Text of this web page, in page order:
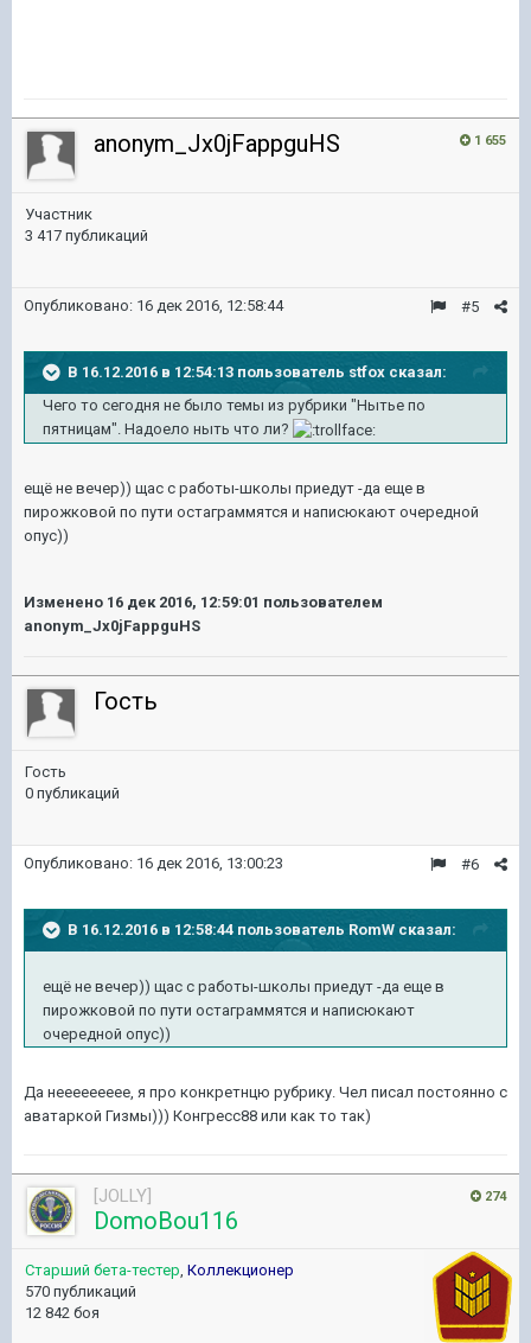
1 655
anonym_Jx0jFappguHS
Участник
3 417 публикаций
#5
Опубликовано: 16 дек 2016, 12:58:44
В 16.12.2016 в 12:54:13 пользователь stfox сказал:
Чего то сегодня не было темы из рубрики "Нытье по
пятницам". Надоело ныть что ли?
ещё не вечер)) щас с работы-школы приедут -да еще в
пирожковой по пути остаграммятся и написюкают очередной
опус))
Изменено 16 дек 2016, 12:59:01 пользователем
anonym_Jx0jFappguHS
Гость
Гость
0 публикаций
#6
Опубликовано: 16 дек 2016, 13:00:23
В 16.12.2016 в 12:58:44 пользователь RomW сказал:
ещё не вечер)) щас с работы-школы приедут -да еще в
пирожковой по пути остаграммятся и написюкают
очередной опус))
Да неееееееее, я про конкретнцю рубрику. Чел писал постоянно с
аватаркой Гизмы))) Конгресс88 или как то так)
274
[JOLLY]
DomoBou116
Старший бета-тестер, Коллекционер
570 публикаций
12 842 боя